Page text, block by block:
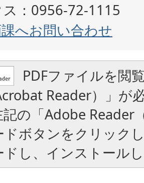
：0956-72-1115
へお問い合わせ
PDFファイルを閲
Reader）」が
の「Adobe Reader
ドボタンをクリック
ドし、インストール